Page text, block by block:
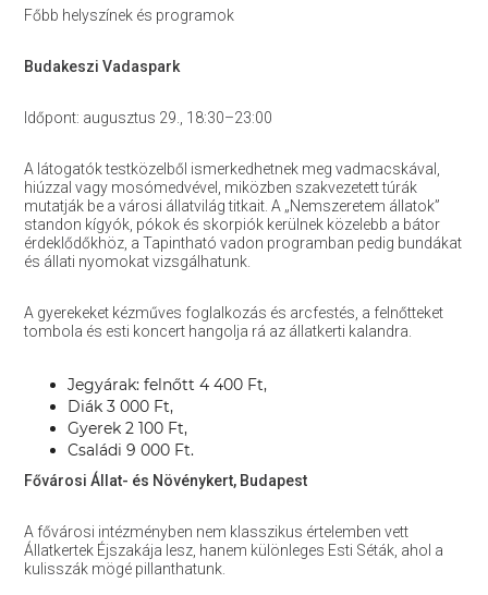
Főbb helyszínek és programok
Budakeszi Vadaspark
Időpont: augusztus 29., 18:30–23:00
A látogatók testközelből ismerkedhetnek meg vadmacskával,
hiúzzal vagy mosómedvével, miközben szakvezetett túrák
mutatják be a városi állatvilág titkait. A „Nemszeretem állatok”
standon kígyók, pókok és skorpiók kerülnek közelebb a bátor
érdeklődőkhöz, a Tapintható vadon programban pedig bundákat
és állati nyomokat vizsgálhatunk.
A gyerekeket kézműves foglalkozás és arcfestés, a felnőtteket
tombola és esti koncert hangolja rá az állatkerti kalandra.
Jegyárak: felnőtt 4 400 Ft,
Diák 3 000 Ft,
Gyerek 2 100 Ft,
Családi 9 000 Ft.
Fővárosi Állat- és Növénykert, Budapest
A fővárosi intézményben nem klasszikus értelemben vett
Állatkertek Éjszakája lesz, hanem különleges Esti Séták, ahol a
kulisszák mögé pillanthatunk.